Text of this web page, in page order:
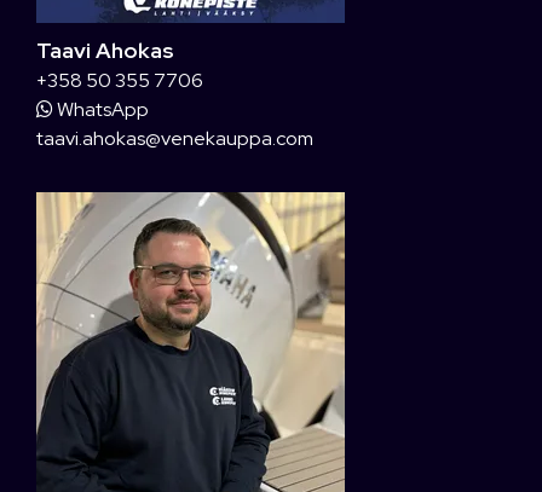
Taavi Ahokas
+358 50 355 7706
WhatsApp
taavi.ahokas@venekauppa.com